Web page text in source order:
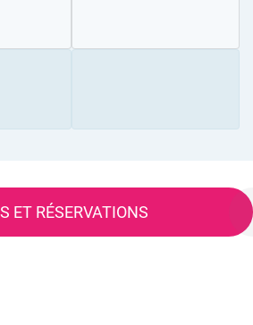
ET RÉSERVATIONS